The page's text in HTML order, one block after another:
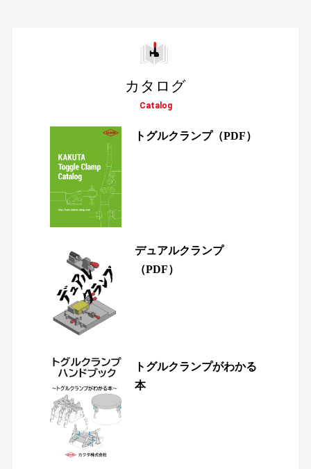
カタログ
Catalog
トグルクランプ（PDF）
デュアルクランプ
（PDF）
トグルクランプがわかる
本